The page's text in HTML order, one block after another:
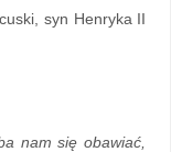
syn Henryka II
nam się obawiać,